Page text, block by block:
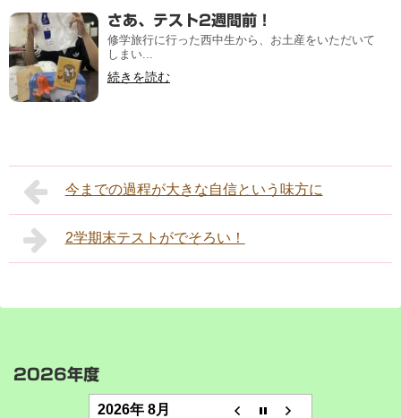
さあ、テスト2週間前！
修学旅行に行った西中生から、お土産をいただいて
しまい...
続きを読む
今までの過程が大きな自信という味方に
2学期末テストがでそろい！
2026年度
2026年 8月